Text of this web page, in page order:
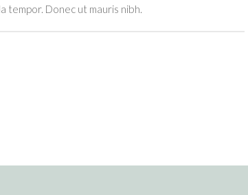
tempor. Donec ut mauris nibh.